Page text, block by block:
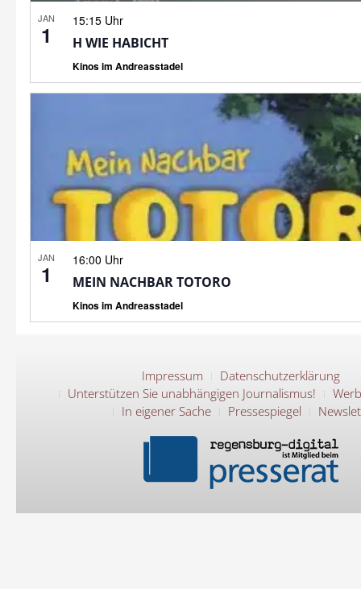
JAN
1
15:15 Uhr
H WIE HABICHT
Kinos im Andreasstadel
JAN
1
16:00 Uhr
MEIN NACHBAR TOTORO
Kinos im Andreasstadel
Impressum
Datenschutzerklärung
Unterstützen Sie unabhängigen Journalismus!
In eigener Sache
Pressespiegel